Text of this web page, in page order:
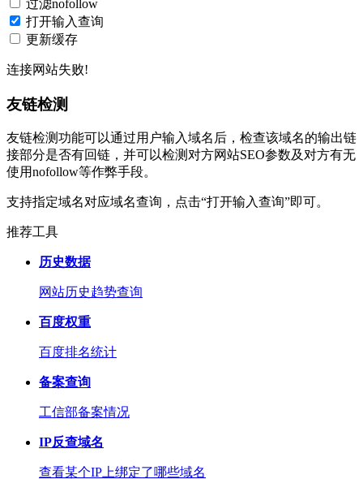
过滤nofollow
打开输入查询
更新缓存
连接网站失败!
友链检测
友链检测功能可以通过用户输入域名后，检查该域名的输出链
接部分是否有回链，并可以检测对方网站SEO参数及对方有无
使用nofollow等作弊手段。
支持指定域名对应域名查询，点击“打开输入查询”即可。
推荐工具
历史数据
网站历史趋势查询
百度权重
百度排名统计
备案查询
工信部备案情况
IP反查域名
查看某个IP上绑定了哪些域名